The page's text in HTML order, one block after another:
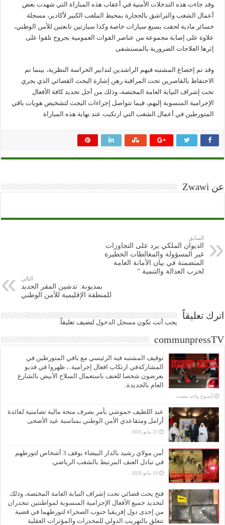
وقد جاءت هذه التدخلات الأمنية في أعقاب هذه المباراة التي شهدت بعض
أعمال الشغب والتراشق بالحجارة بمحيط الملعب الكبير لأكادير، مسجلة
خسائر مادية لحقت بسبع سيارات خاصة وكذا سيارتين تابعتين للأمن الوطني،
علاوة على إصابة مجموعة من عناصر القوات العمومية بجروح تلقوا على
إثرها العلاجات الضرورية بالمستشفى
وقد تم إخضاع المشتبه فيهم الراشدين لتدابير الحراسة النظرية، بينما تم
الاحتفاظ بالقاصرين تحت المراقبة رهن إشارة البحث القضائي الذي يجري
تحت إشراف النيابة العامة المختصة، وذلك من أجل تحديد كافة الأفعال
الإجرامية المنسوبة إليهم، فيما تتواصل إجراءات البحث لتشخيص هويات باقي
المتورطين في أعمال الشغب التي ارتكبت عند نهاية هذه المباراة
عن Zwawi
السابق
الديوان الملكي يرد على التجاوزات
غير المسؤولة والمغالطات الخطيرة
المتضمنة في بيان الأمانة العامة
لحزب العدالة والتنمية “
التالي
بمديونة: تدشين المقر الجديد
للمنطقة الإقليمية للأمن الوطني
اترك تعليقاً
يجب أنت تكون مسجل الدخول لتضيف تعليقاً.
communpressTV
توقيف المشتبه فيه الرئيسي مع باقي المتورطين في
المشاركةفي ارتكاب افعال إجرامية..، ظهروا في فديو
يعرضون شخصا للعنف باستعمال السلاح الأبيض بالشارع
العام بالجديدة..
‏أسبوع واحد مضت
عبد اللطيف حموشي يأمر بصرف منحة مالية تضامنية لفائدة
أرامل ومتقاعدي الأمن الوطني بمناسبة عيد الأضحى
22 مايو 2026
أمن مولاي رشيد بالدار البيضاء يوقف 3 أشخاص لتورطهم
في تبادل العنف المرتبط بالشغب الرياضي.
10 مايو 2026
فتح بحث قضائي تحت إشراف النيابة العامة المختصة، وذلك
لتحديد جميع الأفعال الإجرامية المنسوبة لمواطنتين تنحدران
من إحدى دول إفريقيا جنوب الصحراء لتورطهما في قضية
تتعلق بالتهريب الدولي للمخدرات والمؤثرات العقلية